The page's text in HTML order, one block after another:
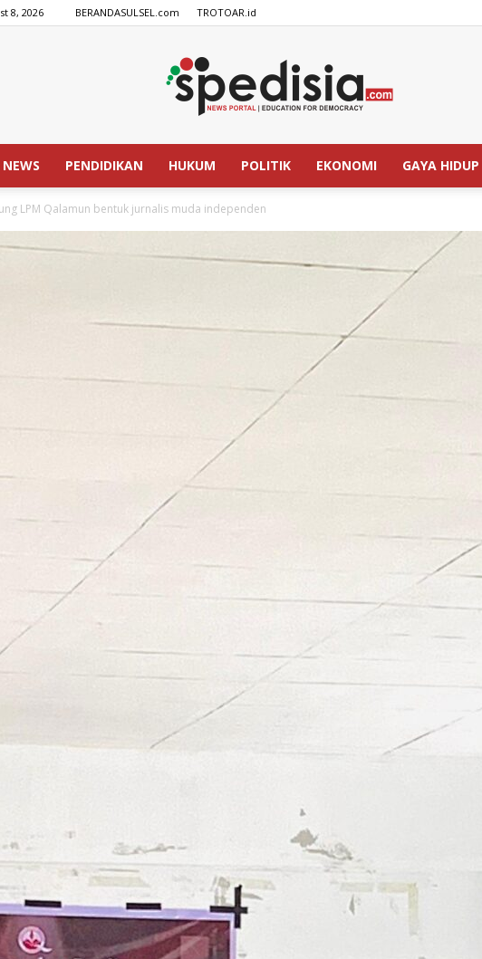
8, 2026 BERANDASULSEL.com TROTOAR.id
SPEDISIA.com
NEWS PENDIDIKAN HUKUM POLITIK EKONOMI GAYA HIDUP
LPM Qalamun bentuk jurnalis muda independen